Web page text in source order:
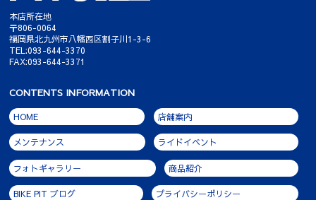
本店所在地
〒806-0064
福岡県北九州市八幡西区割子川1-3-6
TEL:093-644-3370
FAX:093-644-3371
CONTENTS INFORMATION
HOME 店舗案内
メンテナンス ライドイベント
フォトギャラリー 商品紹介
BIKE PIT ブログ プライバシーポリシー